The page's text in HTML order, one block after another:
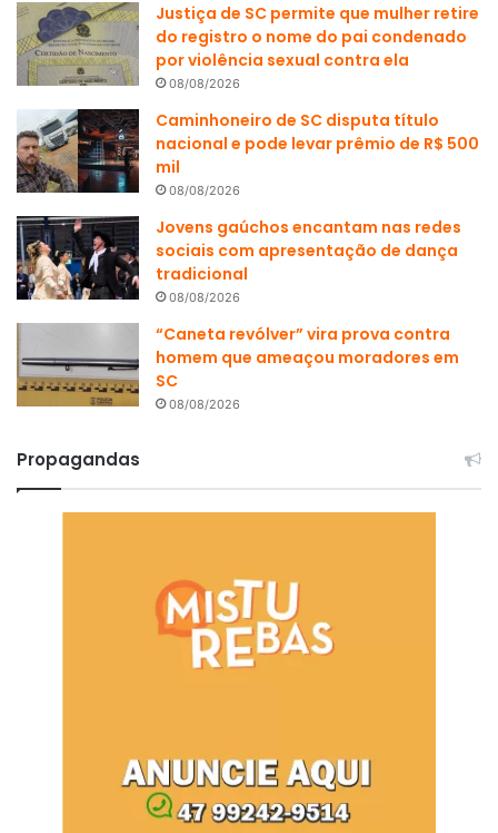
Justiça de SC permite que mulher retire
do registro o nome do pai condenado
por violência sexual contra ela
08/08/2026
Caminhoneiro de SC disputa título
nacional e pode levar prêmio de R$ 500
mil
08/08/2026
Jovens gaúchos encantam nas redes
sociais com apresentação de dança
tradicional
08/08/2026
“Caneta revólver” vira prova contra
homem que ameaçou moradores em
SC
08/08/2026
Propagandas